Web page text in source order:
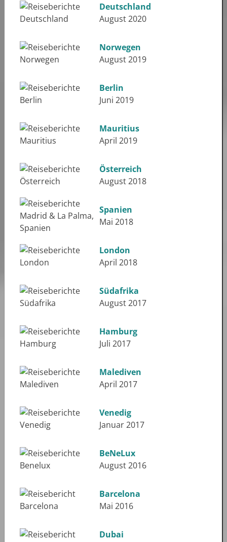
Deutschland
August 2020
Norwegen
August 2019
Berlin
Juni 2019
Mauritius
April 2019
Österreich
August 2018
Spanien
Mai 2018
London
April 2018
Südafrika
August 2017
Hamburg
Juli 2017
Malediven
April 2017
Venedig
Januar 2017
BeNeLux
August 2016
Barcelona
Mai 2016
Dubai